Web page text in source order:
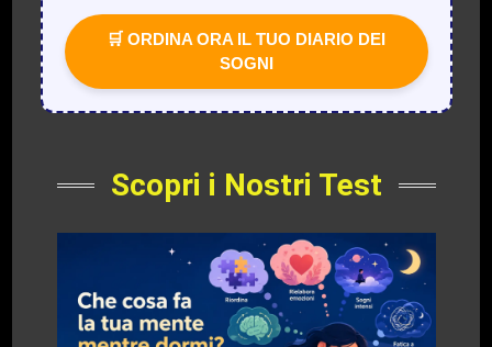
🛒 ORDINA ORA IL TUO DIARIO DEI
SOGNI
Scopri i Nostri Test